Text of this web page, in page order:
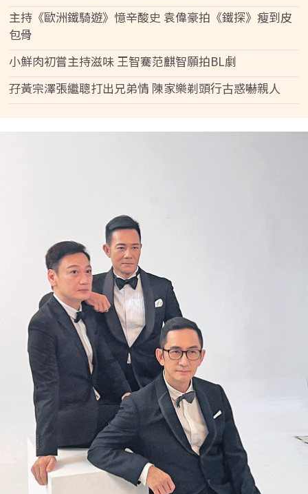
主持《歐洲鐵騎遊》憶辛酸史 袁偉豪拍《鐵探》瘦到皮
包骨
小鮮肉初嘗主持滋味 王智騫范麒智願拍BL劇
孖黃宗澤張繼聰打出兄弟情 陳家樂剃頭行古惑嚇親人